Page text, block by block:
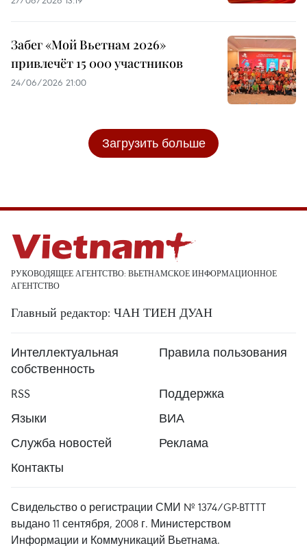
Забег «Мой Вьетнам 2026»
привлечёт 15 000 участников
24/06/2026 21:00
Загрузить больше
РУКОВОДЯЩЕЕ АГЕНТСТВО: ВЬЕТНАМСКОЕ ИНФОРМАЦИОННОЕ
АГЕНТСТВО
Главный редактор: ЧАН ТИЕН ДУАН
Интеллектуальная
собственность
Правила пользования
RSS
Поддержка
Языки
ВИА
Служба новостей
Реклама
Контакты
Свидельство о регистрации СМИ № 1374/GP-BTTTT
выдано 11 сентября, 2008 г. Министерством
Информации и Коммуникаций Вьетнама.